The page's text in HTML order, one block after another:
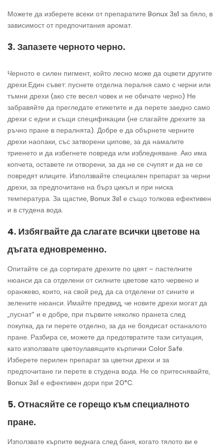
Можете да изберете всеки от препаратите Bonux 3в1 за бяло, в
зависимост от предпочитания аромат.
3. Запазете черното черно.
Черното е силен пигмент, който лесно може да оцвети другите
дрехи.Един съвет: пуснете отделна пералня само с черни или
тъмни дрехи (ако сте весел човек и не обичате черно) Не
забравяйте да прегледате етикетите и да перете заедно само
дрехи с едни и същи спецификации (не слагайте дрехите за
ръчно пране в пералнята). Добре е да обърнете черните
дрехи наопаки, със затворени ципове, за да намалите
триенето и да избегнете повреда или избледняване. Ако има
копчета, оставете ги отворени, за да не се счупят и да не се
повредят илиците. Използвайте специален препарат за черни
дрехи, за предпочитане на бърз цикъл и при ниска
температура. За щастие, Bonux 3в1 е също толкова ефективен
и в студена вода.
4. Избягвайте да слагате всички цветове на
дъгата едновременно.
Опитайте се да сортирате дрехите по цвят – пастелните
нюанси да са отделени от силните цветове като червено и
оранжево, които, на свой ред, да са отделени от сините и
зелените нюанси. Имайте предвид, че новите дрехи могат да
„пуснат“ и е добре, при първите няколко пранета след
покупка, да ги перете отделно, за да не боядисат останалото
пране. Разбира се, можете да предотвратите тази ситуация,
като използвате цветоулавящите кърпички Color Safe.
Изберете перилен препарат за цветни дрехи и за
предпочитане ги перете в студена вода. Не се притеснявайте,
Bonux 3в1 е ефективен дори при 20°C.
5. Отнасяйте се горещо към специалното
пране.
Използвате кърпите веднага след баня, когато тялото ви е